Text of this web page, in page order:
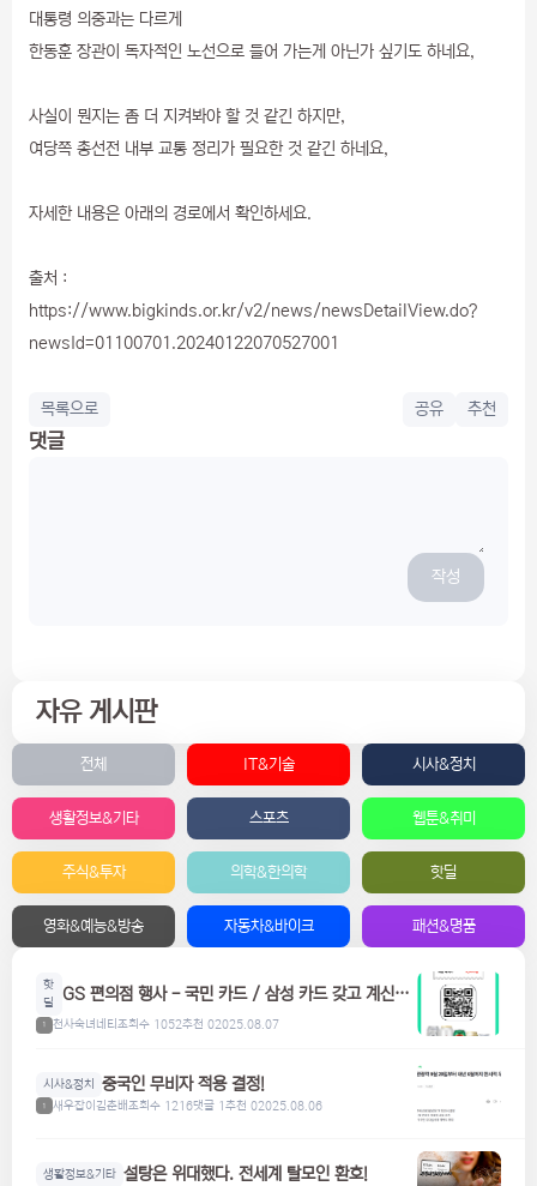
대통령 의중과는 다르게
한동훈 장관이 독자적인 노선으로 들어 가는게 아닌가 싶기도 하네요,
사실이 뭔지는 좀 더 지켜봐야 할 것 같긴 하지만,
여당쪽 총선전 내부 교통 정리가 필요한 것 같긴 하네요,
자세한 내용은 아래의 경로에서 확인하세요.
출처 :
https://www.bigkinds.or.kr/v2/news/newsDetailView.do?
newsId=01100701.20240122070527001
목록으로 공유 추천
댓글
작성
자유 게시판
전체 IT&기술 시사&정치
생활정보&기타 스포츠 웹툰&취미
주식&투자 의학&한의학 핫딜
영화&예능&방송 자동차&바이크 패션&명품
핫
딜
GS 편의점 행사 - 국민 카드 / 삼성 카드 갖고 계신분
1 천사숙녀네티조회수 1052추천 02025.08.07
시사&정치 중국인 무비자 적용 결정!
1 새우잡이김춘배조회수 1216댓글 1추천 02025.08.06
생활정보&기타 설탕은 위대했다. 전세계 탈모인 환호!